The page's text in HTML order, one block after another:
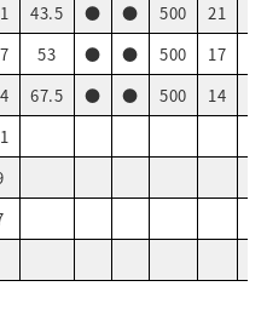
43.5 ● ● 500 21
53 ● ● 500 17
67.5 ● ● 500 14